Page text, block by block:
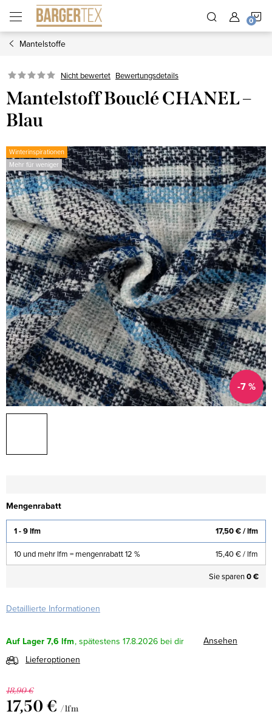
Inhalt
springen
Mantelstoffe
Nicht bewertet Bewertungsdetails
Mantelstoff Bouclé CHANEL –
Blau
Winterinspirationen
Mehr für weniger
-7 %
Mengenrabatt
1 - 9 lfm 17,50 €/ lfm
10 und mehr lfm = mengenrabatt 12 % 15,40 €/ lfm
Sie sparen0 €
Detaillierte Informationen
Auf Lager7,6 lfm 17.8.2026
Ansehen
Lieferoptionen
18,90 €
17,50 € / lfm